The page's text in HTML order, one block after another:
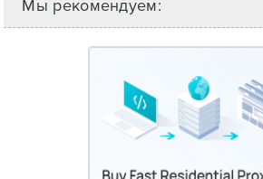
Мы рекомендуем: